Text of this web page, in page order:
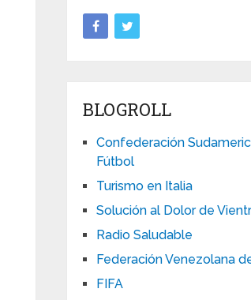
BLOGROLL
Confederación
Fútbol
Turismo en Italia
Solución al Dolor de
Radio Saludable
Federación Venezolana
FIFA